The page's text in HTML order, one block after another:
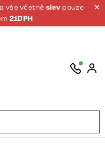
vše včetněslev pouze
21DPH